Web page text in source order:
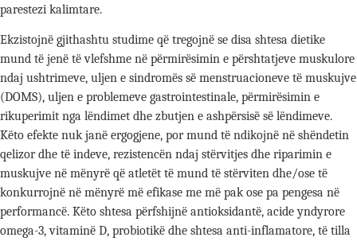
parestezi kalimtare.
Ekzistojnë gjithashtu studime që tregojnë se disa shtesa dietike
mund të jenë të vlefshme në përmirësimin e përshtatjeve muskulore
ndaj ushtrimeve, uljen e sindromës së menstruacioneve të muskujve
(DOMS), uljen e problemeve gastrointestinale, përmirësimin e
rikuperimit nga lëndimet dhe zbutjen e ashpërsisë së lëndimeve.
Këto efekte nuk janë ergogjene, por mund të ndikojnë në shëndetin
qelizor dhe të indeve, rezistencën ndaj stërvitjes dhe riparimin e
muskujve në mënyrë që atletët të mund të stërviten dhe/ose të
konkurrojnë në mënyrë më efikase me më pak ose pa pengesa në
performancë. Këto shtesa përfshijnë antioksidantë, acide yndyrore
omega-3, vitaminë D, probiotikë dhe shtesa anti-inflamatore, të tilla